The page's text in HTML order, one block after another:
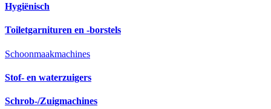
Hygiënisch
Toiletgarnituren en -borstels
Schoonmaakmachines
Stof- en waterzuigers
Schrob-/Zuigmachines